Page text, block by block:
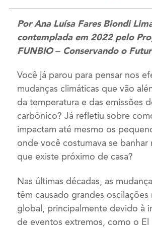
Por Ana Luísa Fares Biondi
contemplada em 2022 pelo
FUNBIO – Conservando o
Você já parou para pensar nos
mudanças climáticas que vão
da temperatura e das emissões
carbônico? Já refletiu sobre
impactam até mesmo os
onde você costumava se banhar
que existe próximo de casa?
Nas últimas décadas, as
têm causado grandes oscilações
global, principalmente devido à
de eventos extremos, como o El